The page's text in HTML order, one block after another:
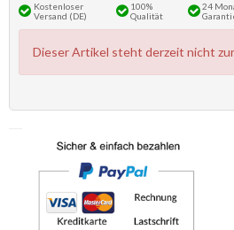
Kostenloser
Versand (DE)
100%
Qualität
24
Dieser Artikel steht derzeit nicht